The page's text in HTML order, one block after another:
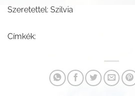
Szeretettel: Szilvia
Címkék: